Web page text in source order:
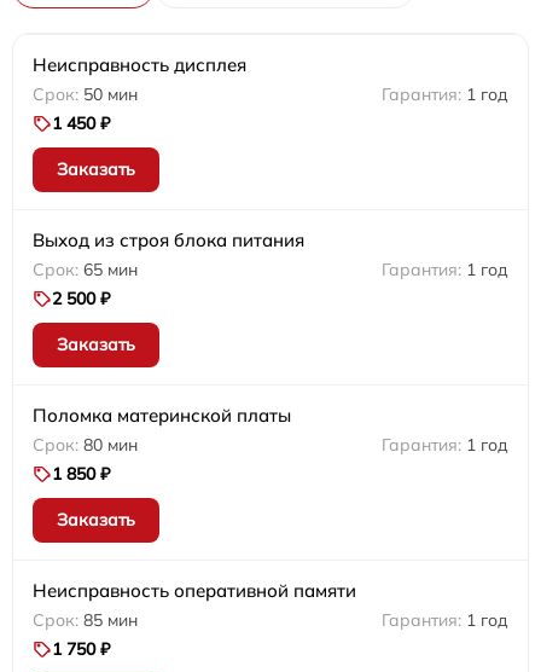
Неисправность дисплея
50 мин
1 год
1 450 ₽
Заказать
Выход из строя блока питания
65 мин
1 год
2 500 ₽
Заказать
Поломка материнской платы
80 мин
1 год
1 850 ₽
Заказать
Неисправность оперативной памяти
85 мин
1 год
1 750 ₽